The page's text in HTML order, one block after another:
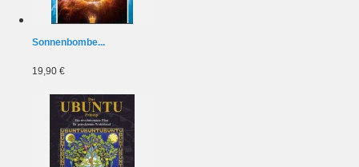
Sonnenbombe...
19,90 €